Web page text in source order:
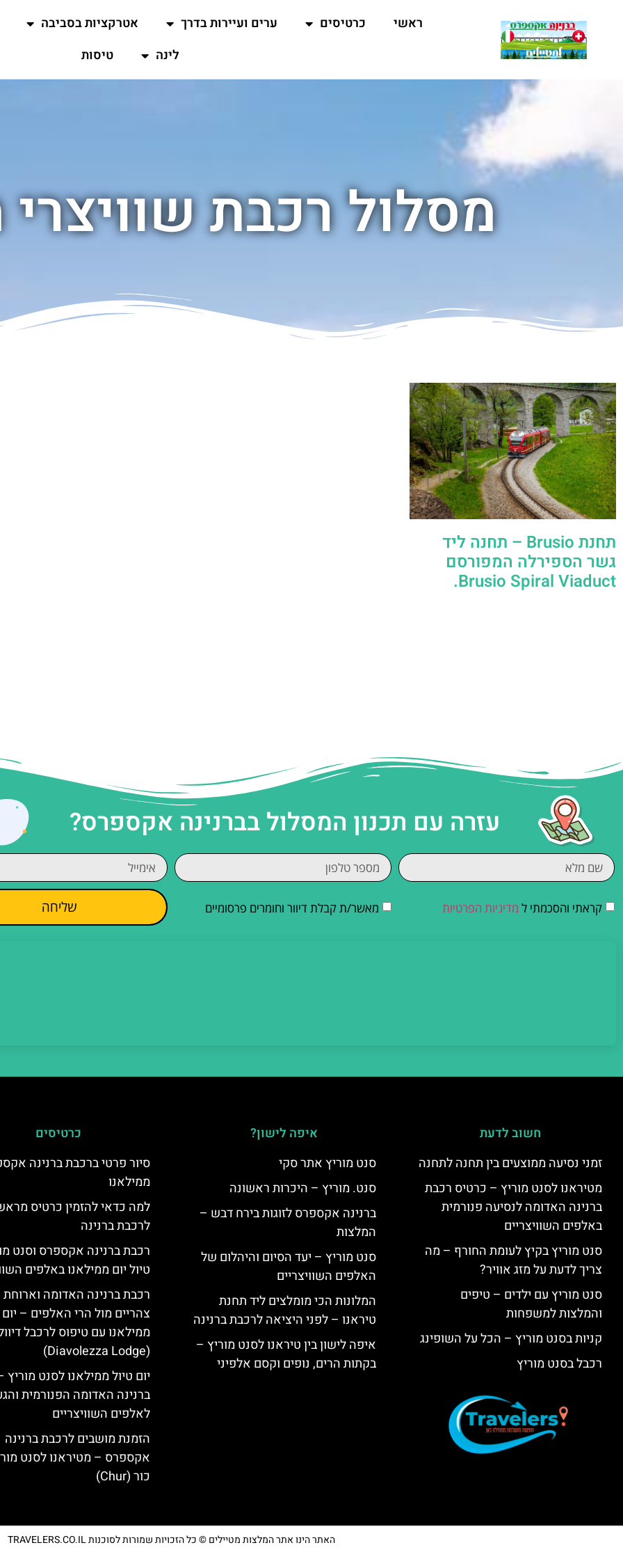
ראשי כרטיסים ערים ועיירות בדרך
אטרקציות בסביבה
לינה
טיסות
מסלול רכבת
תחנת Brusio – תחנה ליד
גשר הספירלה המפורסם
Brusio Spiral Viaduct.
עזרה עם תכנון המסלול בברנינה אקספרס?
קראתי והסכמתי ל מדיניות הפרטיות מאשר/ת קבלת דיוור וחומרים פרסומיים שליחה
חשוב לדעת
זמני נסיעה ממוצעים בין תחנה לתחנה
מטיראנו לסנט מוריץ – כרטיס רכבת
ברנינה האדומה לנסיעה פנורמית
באלפים השוויצריים
סנט מוריץ בקיץ לעומת החורף – מה
צריך לדעת על מזג אוויר?
סנט מוריץ עם ילדים – טיפים
והמלצות למשפחות
קניות בסנט מוריץ – הכל על השופינג
רכבל בסנט מוריץ
איפה לישון?
סנט מוריץ אתר סקי
סנט. מוריץ – היכרות ראשונה
ברנינה אקספרס לזוגות בירח דבש –
המלצות
סנט מוריץ – יעד הסיום והיהלום של
האלפים השוויצריים
המלונות הכי מומלצים ליד תחנת
טיראנו – לפני היציאה לרכבת ברנינה
איפה לישון בין טיראנו לסנט מוריץ –
בקתות הרים, נופים וקסם אלפיני
כרטיסים
סיור פרטי ברכבת ברנינה
ממילאנו
למה כדאי להזמין כרטיס
לרכבת ברנינה
רכבת ברנינה אקספרס וסנט
טיול יום ממילאנו באלפים
רכבת ברנינה האדומה וארוחת
צהריים מול הרי האלפים – יום
ממילאנו עם טיפוס לרכבל
(Diavolezza Lodge)
יום טיול ממילאנו לסנט
ברנינה האדומה הפנורמית
לאלפים השוויצריים
הזמנת מושבים לרכבת ברנינה
אקספרס – מטיראנו לסנט
כור (Chur)
האתר הינו אתר המלצות מטיילים © כל הזכויות שמורות לסוכנות TRAVELERS.CO.IL